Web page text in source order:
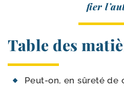
fier
Table des
Peut-​on, en sûre­té de